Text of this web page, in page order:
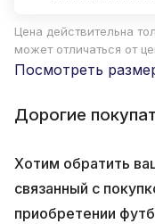
Цена действительна
может отличаться от
Посмотреть
Дорогие
Хотим обратить
связанный с
приобретении